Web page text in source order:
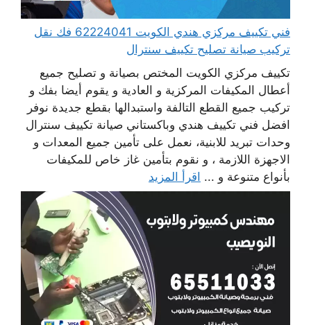
فني تكييف مركزي هندي الكويت 62224041 فك نقل
تركيب صيانة تصليح تكييف سنترال
تكييف مركزي الكويت المختص بصيانة و تصليح جميع
أعطال المكيفات المركزية و العادية و يقوم أيضا بفك و
تركيب جميع القطع التالفة واستبدالها بقطع جديدة نوفر
افضل فني تكييف هندي وباكستاني صيانة تكييف سنترال
وحدات تبريد للابنية، نعمل على تأمين جميع المعدات و
الاجهزة اللازمة ، و نقوم بتأمين غاز خاص للمكيفات
بأنواع متنوعة و ... اقرأ المزيد